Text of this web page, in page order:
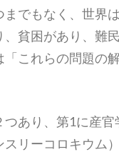
でもなく、世界
貧困があり、難
これらの問題の
あり、第1に産
スリーコロキウム